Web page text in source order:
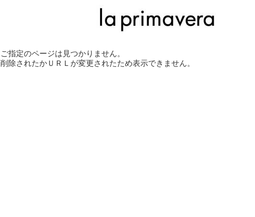
ご指定のページは見つかりません。
削除されたかＵＲＬが変更されたため表示できません。